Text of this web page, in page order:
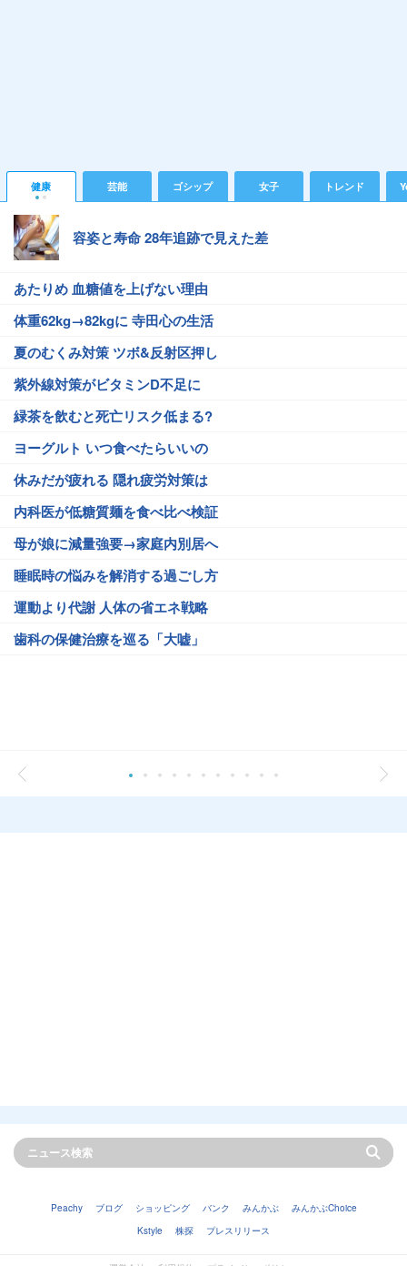
健康 芸能 ゴシップ 女子 トレンド
容姿と寿命 28年追跡で見えた差
あたりめ 血糖値を上げない理由
体重62kg→82kgに 寺田心の生活
夏のむくみ対策 ツボ&反射区押し
紫外線対策がビタミンD不足に
緑茶を飲むと死亡リスク低まる?
ヨーグルト いつ食べたらいいの
休みだが疲れる 隠れ疲労対策は
内科医が低糖質麺を食べ比べ検証
母が娘に減量強要→家庭内別居へ
睡眠時の悩みを解消する過ごし方
運動より代謝 人体の省エネ戦略
歯科の保健治療を巡る「大嘘」
Peachy ブログ ショッピング バンク みんかぶ
みんかぶChoice
Kstyle
株探 プレスリリース